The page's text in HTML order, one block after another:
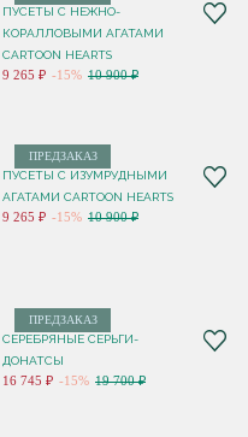
ПУСЕТЫ C НЕЖНО-
КОРАЛЛОВЫМИ АГАТАМИ
CARTOON HEARTS
9 265 ₽ -15% 10 900 ₽
ПРЕДЗАКАЗ
ПУСЕТЫ C ИЗУМРУДНЫМИ
АГАТАМИ CARTOON HEARTS
9 265 ₽ -15% 10 900 ₽
ПРЕДЗАКАЗ
СЕРЕБРЯНЫЕ СЕРЬГИ-
ДОНАТСЫ
16 745 ₽ -15% 19 700 ₽